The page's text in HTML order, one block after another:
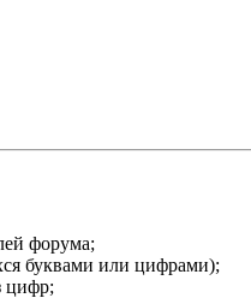
форума;
буквами или цифрами);
цифр;